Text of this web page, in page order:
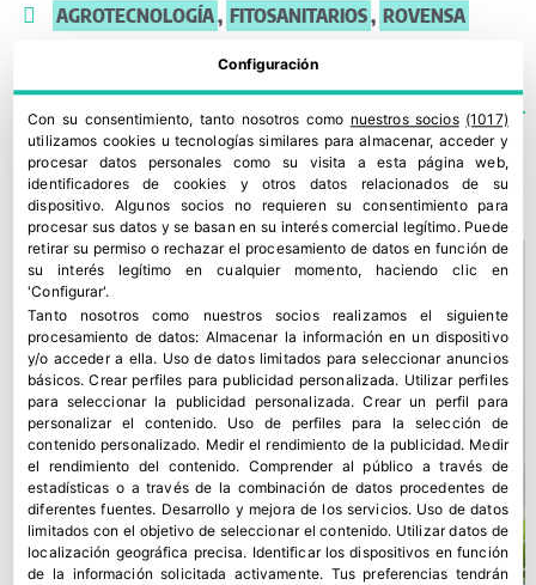
AGROTECNOLOGÍA, FITOSANITARIOS, ROVENSA
TE PODRÍA INTERESAR
Configuración
Con su consentimiento, tanto nosotros como nuestros socios (1017)
utilizamos cookies u tecnologías similares para almacenar, acceder y
procesar datos personales como su visita a esta página web,
identificadores de cookies y otros datos relacionados de su
dispositivo. Algunos socios no requieren su consentimiento para
procesar sus datos y se basan en su interés comercial legítimo. Puede
retirar su permiso o rechazar el procesamiento de datos en función de
su interés legítimo en cualquier momento, haciendo clic en
'Configurar'.
Tanto nosotros como nuestros socios realizamos el siguiente
procesamiento de datos: Almacenar la información en un dispositivo
y/o acceder a ella. Uso de datos limitados para seleccionar anuncios
básicos.Crear perfiles para publicidad personalizada. Utilizar perfiles
para seleccionar la publicidad personalizada.Crear un perfil para
personalizar el contenido. Uso de perfiles para la selección de
contenido personalizado. Medir el rendimiento de la publicidad. Medir
el rendimiento del contenido.Comprender al público a través de
estadísticas o a través de la combinación de datos procedentes de
diferentes fuentes. Desarrollo y mejora de los servicios. Uso de datos
limitados con el objetivo de seleccionar el contenido. Utilizar datos de
localización geográfica precisa. Identificar los dispositivos en función
de la información solicitada activamente. Tus preferencias tendrán